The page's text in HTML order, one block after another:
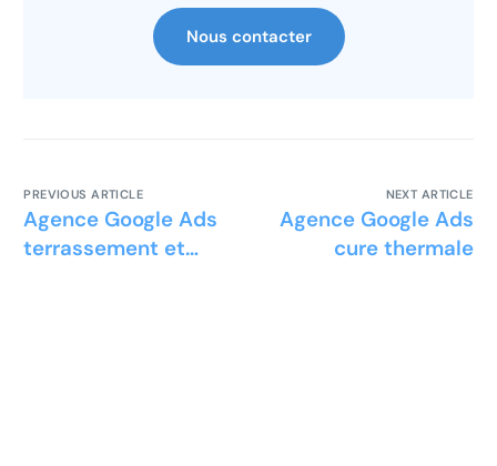
Nous contacter
PREVIOUS ARTICLE
Agence Google Ads
terrassement et
NEXT ARTICLE
Agence Google Ads
cure thermale